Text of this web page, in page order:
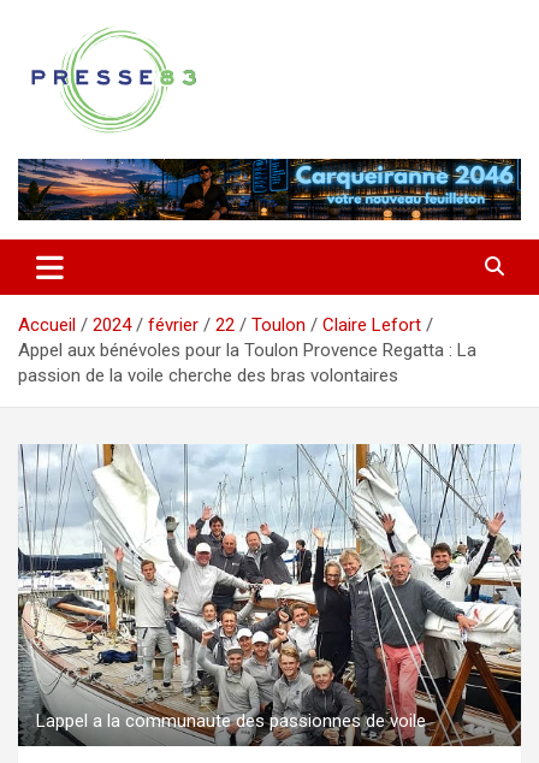
contenu
Presse 83
Accueil 2024 février 22 Toulon
Claire Lefort
Appel aux bénévoles pour la Toulon Provence Regatta : La
passion de la voile cherche des bras volontaires
Lappel a la communaute des passionnes de voile